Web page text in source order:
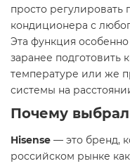
просто регулировать
кондиционера с
Эта функция особенно
заранее подготовить
температуре или же
системы на
Почему
Hisense — это бренд,
российском рынке как